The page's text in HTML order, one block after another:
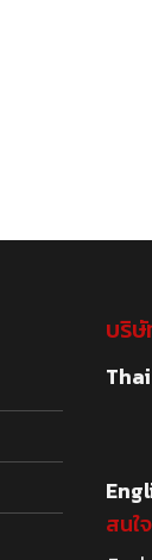
บริษั
สนใ